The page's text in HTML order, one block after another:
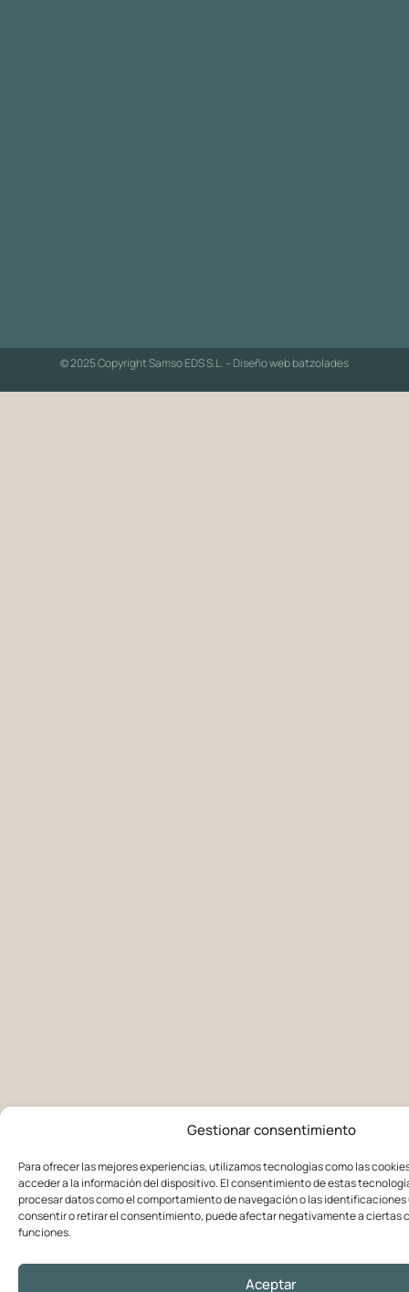
Gestionar consentimiento
Para ofrecer las mejores experiencias, utilizamos tecnologías como las
acceder a la información del dispositivo. El consentimiento de estas
procesar datos como el comportamiento de navegación o las identificaciones
consentir o retirar el consentimiento, puede afectar negativamente a ciertas
funciones.
Aceptar
© 2025 Copyright Samso EDS S.L. – Diseño webbatzolades